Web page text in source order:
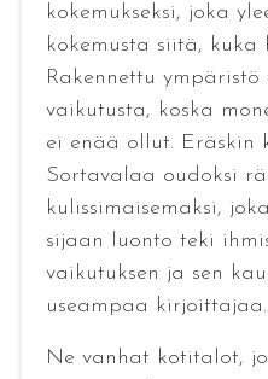
kokemukseksi, joka
kokemusta siitä,
Rakennettu
vaikutusta, koska
ei enää ollut. Eräskin
Sortavalaa oudoksi
kulissimaisemaksi,
sijaan luonto teki
vaikutuksen ja sen
useampaa kirjoittajaa.
Ne vanhat kotitalot,